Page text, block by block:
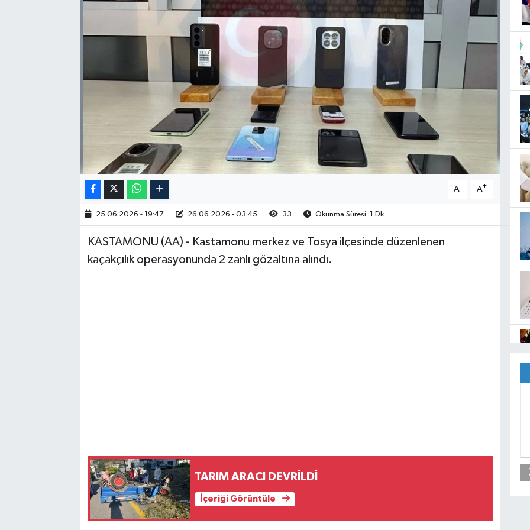
A- A+
25.06.2026 - 19:47 26.06.2026 - 03:45 33 Okunma Süresi: 1 Dk
KASTAMONU (AA) - Kastamonu merkez ve Tosya ilçesinde düzenlenen
kaçakçılık operasyonunda 2 zanlı gözaltına alındı.
TARIM ARACI DEVRİLDİ
İçeriği Görüntüle